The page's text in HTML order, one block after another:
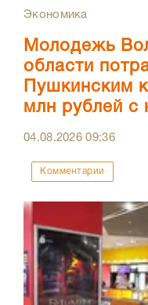
Экономика
Молодежь
области
Пушкинским
млн рублей с
04.08.202609:36
Комментарии